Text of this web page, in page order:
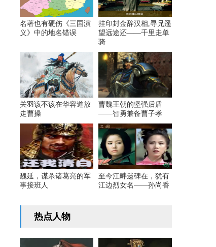
名著也有硬伤《三国演
义》中的地名错误
挂印封金辞汉相,寻兄遥
望远途还——千里走单
骑
关羽该不该在华容道放
走曹操
曹魏王朝的坚强后盾
——智勇兼备曹子孝
魏延，谋杀诸葛亮的军
事接班人
至今江畔遗碑在，犹有
江边烈女名——孙尚香
热点人物